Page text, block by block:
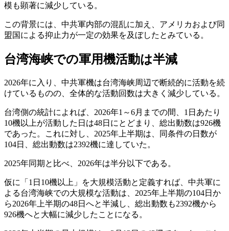
模も顕著に減少している。
この背景には、中共軍内部の混乱に加え、アメリカおよび同
盟国による抑止力が一定の効果を及ぼしたとみている。
台湾海峡での軍用機活動は半減
2026年に入り、中共軍機は台湾海峡周辺で断続的に活動を続
けているものの、全体的な活動回数は大きく減少している。
台湾側の統計によれば、2026年1～6月までの間、1日あたり
10機以上が活動した日は48日にとどまり、総出動数は926機
であった。これに対し、2025年上半期は、同条件の日数が
104日、総出動数は2392機に達していた。
2025年同期と比べ、2026年は半分以下である。
仮に「1日10機以上」を大規模活動と定義すれば、中共軍に
よる台湾海峡での大規模な活動は、2025年上半期の104日か
ら2026年上半期の48日へと半減し、総出動数も2392機から
926機へと大幅に減少したことになる。